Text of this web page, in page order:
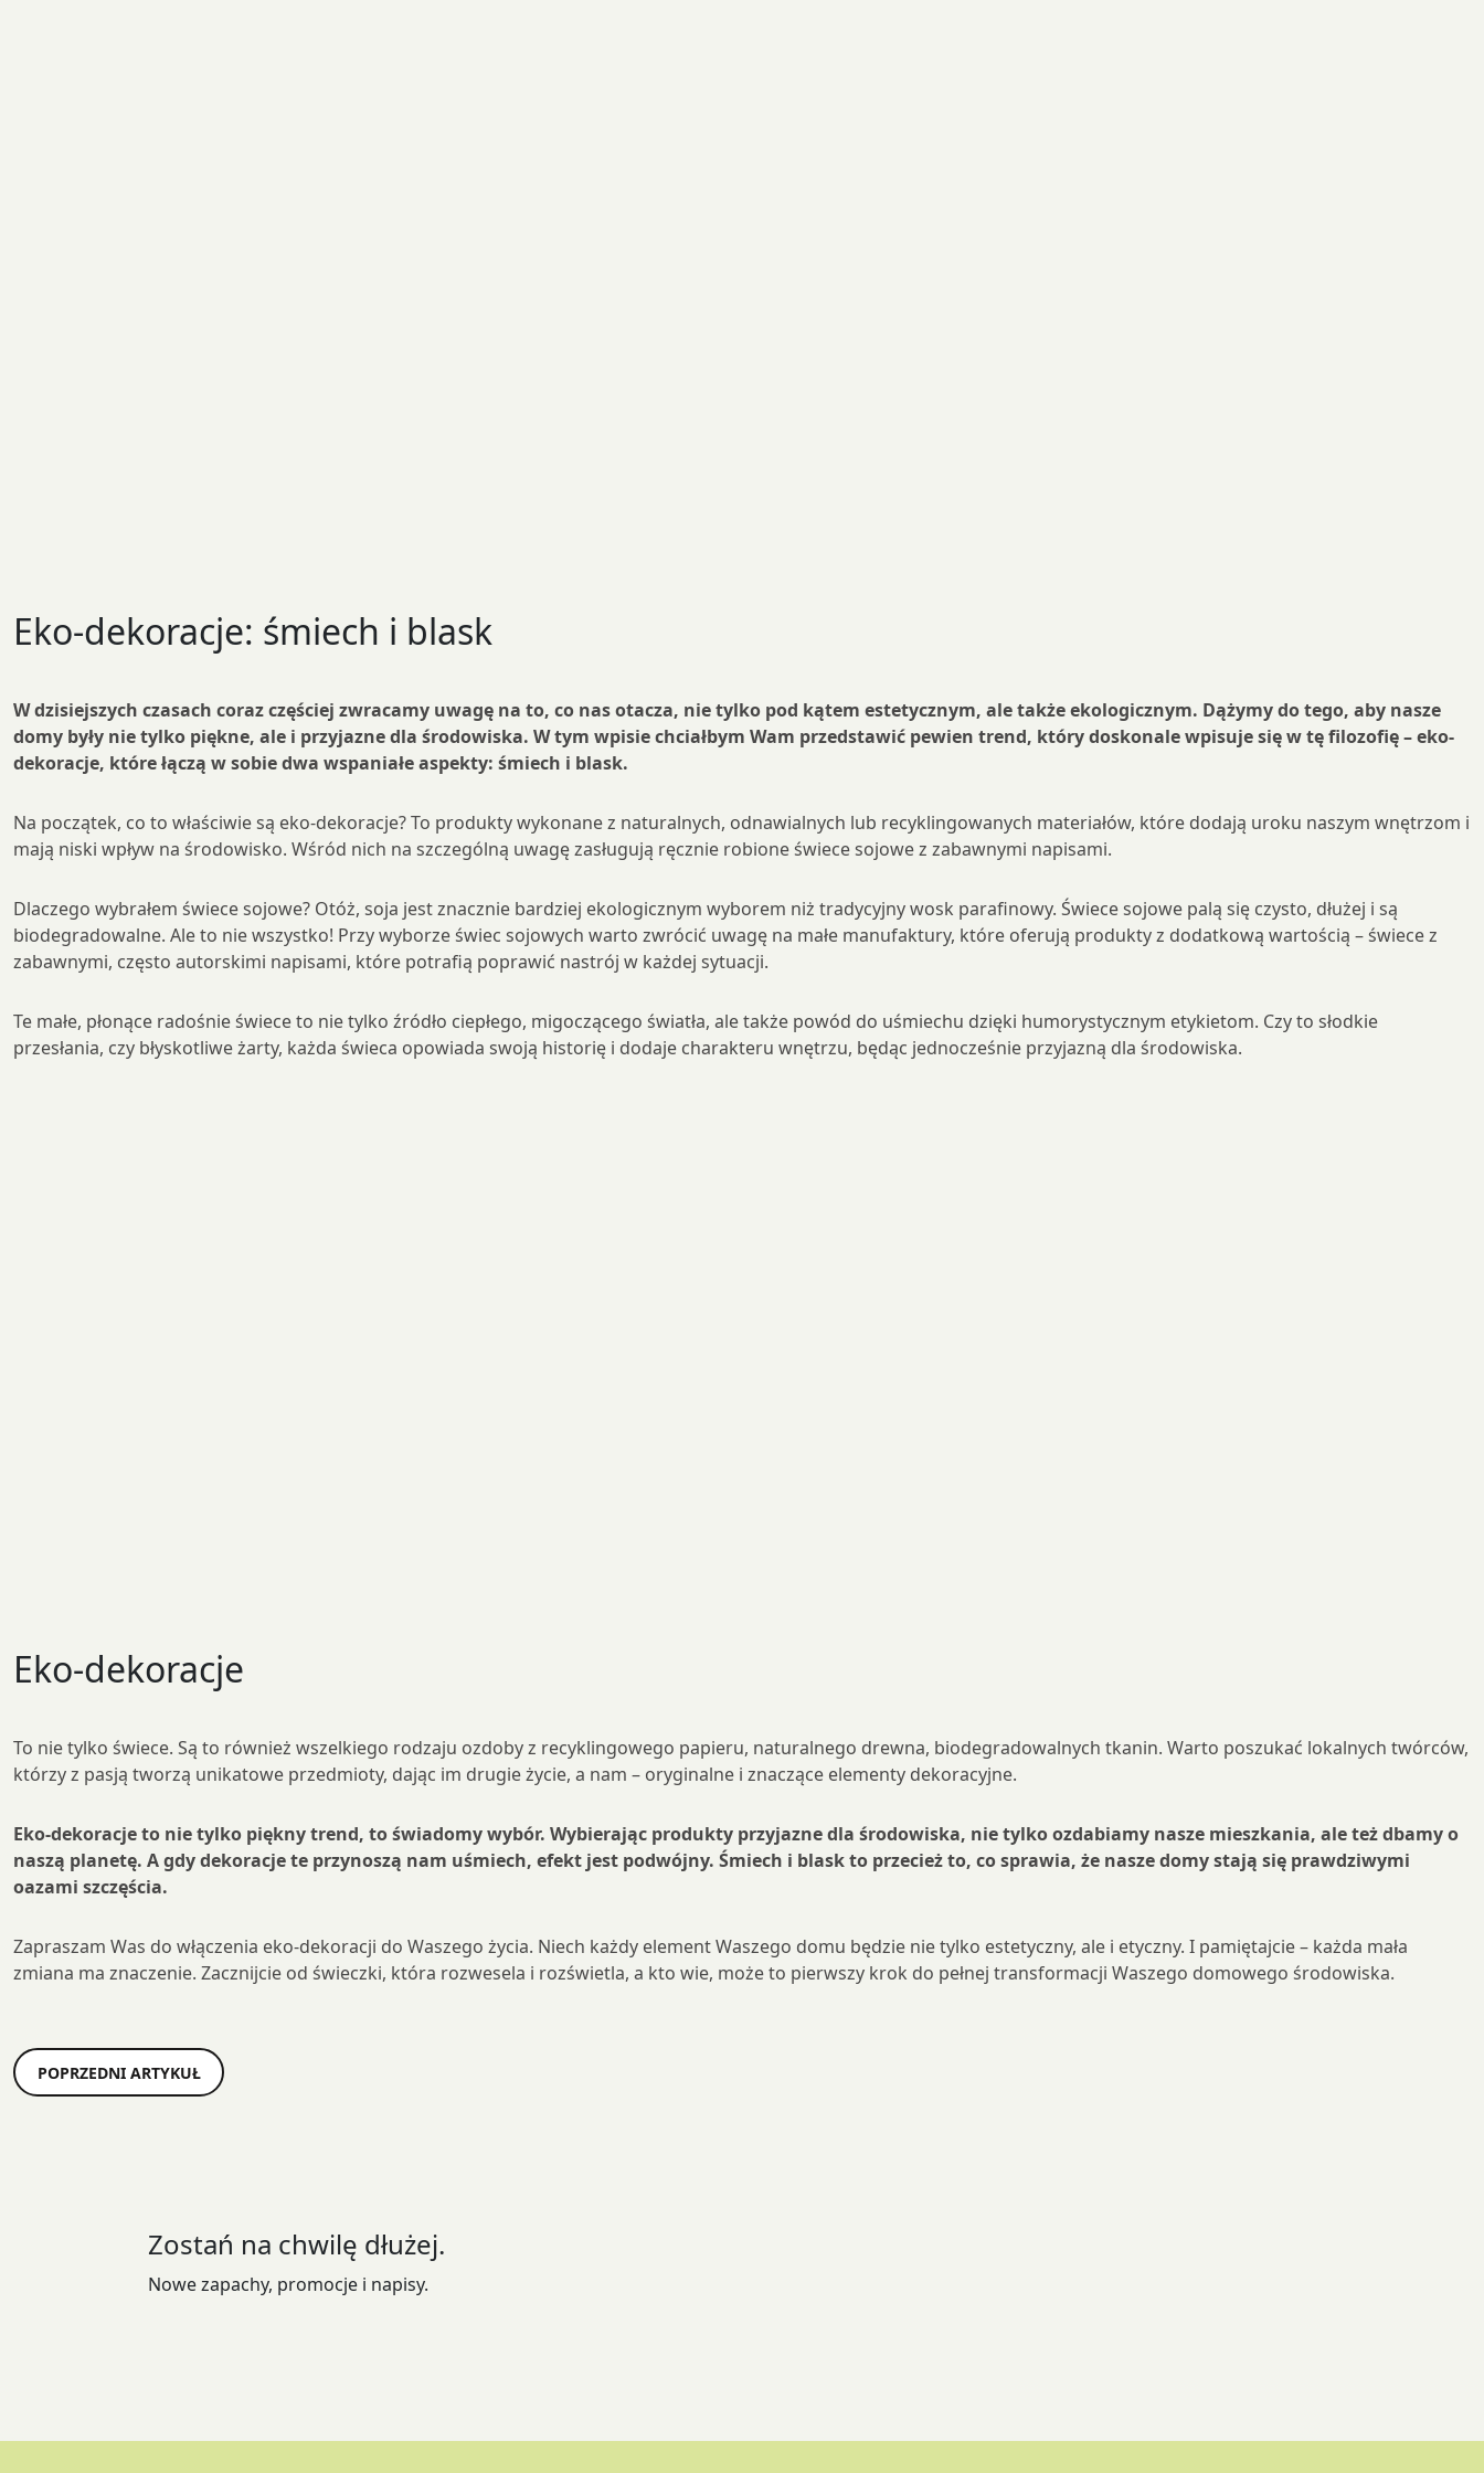
Eko-dekoracje: śmiech i blask
W dzisiejszych czasach coraz częściej zwracamy uwagę na to, co nas otacza, nie tylko pod kątem estetycznym, ale także ekologicznym. Dążymy do tego, aby nasze
domy były nie tylko piękne, ale i przyjazne dla środowiska. W tym wpisie chciałbym Wam przedstawić pewien trend, który doskonale wpisuje się w tę filozofię – eko-
dekoracje, które łączą w sobie dwa wspaniałe aspekty: śmiech i blask.
Na początek, co to właściwie są eko-dekoracje? To produkty wykonane z naturalnych, odnawialnych lub recyklingowanych materiałów, które dodają uroku naszym wnętrzom i
mają niski wpływ na środowisko. Wśród nich na szczególną uwagę zasługują ręcznie robione świece sojowe z zabawnymi napisami.
Dlaczego wybrałem świece sojowe? Otóż, soja jest znacznie bardziej ekologicznym wyborem niż tradycyjny wosk parafinowy. Świece sojowe palą się czysto, dłużej i są
biodegradowalne. Ale to nie wszystko! Przy wyborze świec sojowych warto zwrócić uwagę na małe manufaktury, które oferują produkty z dodatkową wartością – świece z
zabawnymi, często autorskimi napisami, które potrafią poprawić nastrój w każdej sytuacji.
Te małe, płonące radośnie świece to nie tylko źródło ciepłego, migoczącego światła, ale także powód do uśmiechu dzięki humorystycznym etykietom. Czy to słodkie
przesłania, czy błyskotliwe żarty, każda świeca opowiada swoją historię i dodaje charakteru wnętrzu, będąc jednocześnie przyjazną dla środowiska.
Eko-dekoracje
To nie tylko świece. Są to również wszelkiego rodzaju ozdoby z recyklingowego papieru, naturalnego drewna, biodegradowalnych tkanin. Warto poszukać lokalnych twórców,
którzy z pasją tworzą unikatowe przedmioty, dając im drugie życie, a nam – oryginalne i znaczące elementy dekoracyjne.
Eko-dekoracje to nie tylko piękny trend, to świadomy wybór. Wybierając produkty przyjazne dla środowiska, nie tylko ozdabiamy nasze mieszkania, ale też dbamy o
naszą planetę. A gdy dekoracje te przynoszą nam uśmiech, efekt jest podwójny. Śmiech i blask to przecież to, co sprawia, że nasze domy stają się prawdziwymi
oazami szczęścia.
Zapraszam Was do włączenia eko-dekoracji do Waszego życia. Niech każdy element Waszego domu będzie nie tylko estetyczny, ale i etyczny. I pamiętajcie – każda mała
zmiana ma znaczenie. Zacznijcie od świeczki, która rozwesela i rozświetla, a kto wie, może to pierwszy krok do pełnej transformacji Waszego domowego środowiska.
Post
navigation
POPRZEDNI ARTYKUŁ
Zostań na chwilę dłużej.
Nowe zapachy, promocje i napisy.